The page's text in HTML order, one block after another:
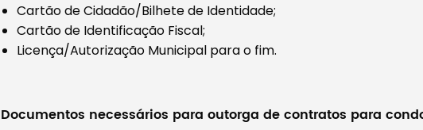
Cartão de Cidadão/Bilhete de Identidade;
Cartão de Identificação Fiscal;
Licença/Autorização Municipal para o fim.
Documentos necessários para outorga de contratos para